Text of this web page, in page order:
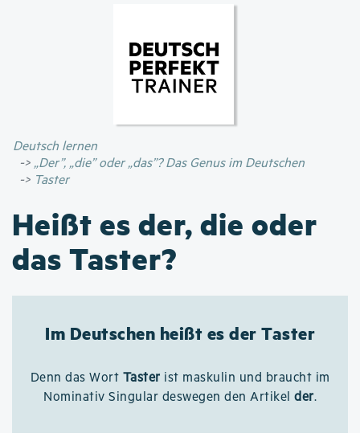
Inhalt
Deutsch lernen
„Der”, „die” oder „das”? Das Genus im Deutschen
Taster
Heißt es der, die oder
das Taster?
Im Deutschen heißt es der Taster
Denn das Wort Taster ist maskulin und braucht im
Nominativ Singular deswegen den Artikel der.